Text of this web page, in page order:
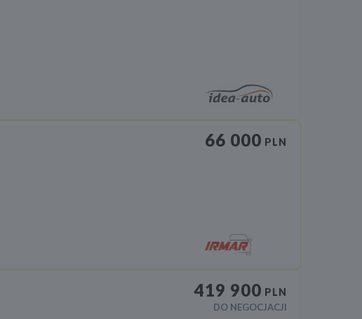
66 000 PLN
419 900 PLN
DO NEGOCJACJI